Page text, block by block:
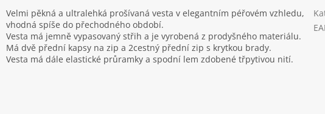
Velmi pěkná a ultralehká prošívaná vesta v elegantním péřovém vzhledu,
vhodná spíše do přechodného období.
Vesta má jemně vypasovaný střih a je vyrobená z prodyšného materiálu.
Má dvě přední kapsy na zip a 2cestný přední zip s krytkou brady.
Vesta má dále elastické průramky a spodní lem zdobené třpytivou nití.